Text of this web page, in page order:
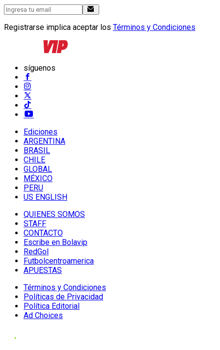
Registrarse implica aceptar los Términos y Condiciones
síguenos
Ediciones
ARGENTINA
BRASIL
CHILE
GLOBAL
MÉXICO
PERU
US ENGLISH
QUIENES SOMOS
STAFF
CONTACTO
Escribe en Bolavip
RedGol
Futbolcentroamerica
APUESTAS
Términos y Condiciones
Políticas de Privacidad
Política Editorial
Ad Choices